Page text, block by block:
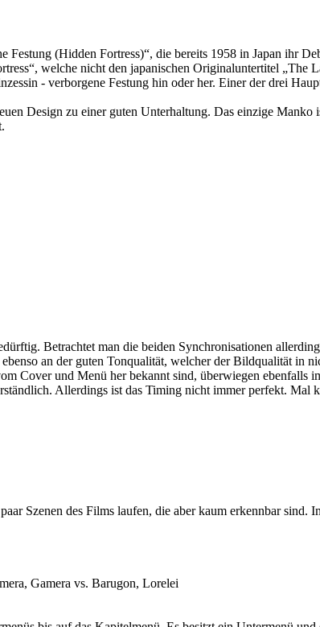
(Hidden Fortress)“, die bereits 1958 in Japan ihr
welche nicht den japanischen Originaluntertitel „The
- verborgene Festung hin oder her. Einer der drei
Design zu einer guten Unterhaltung. Das einzige Manko
Betrachtet man die beiden Synchronisationen
an der guten Tonqualität, welcher der Bildqualität in
Cover und Menü her bekannt sind, überwiegen ebenfalls
Allerdings ist das Timing nicht immer perfekt. Mal
Szenen des Films laufen, die aber kaum erkennbar sind.
Gamera vs. Barugon, Lorelei